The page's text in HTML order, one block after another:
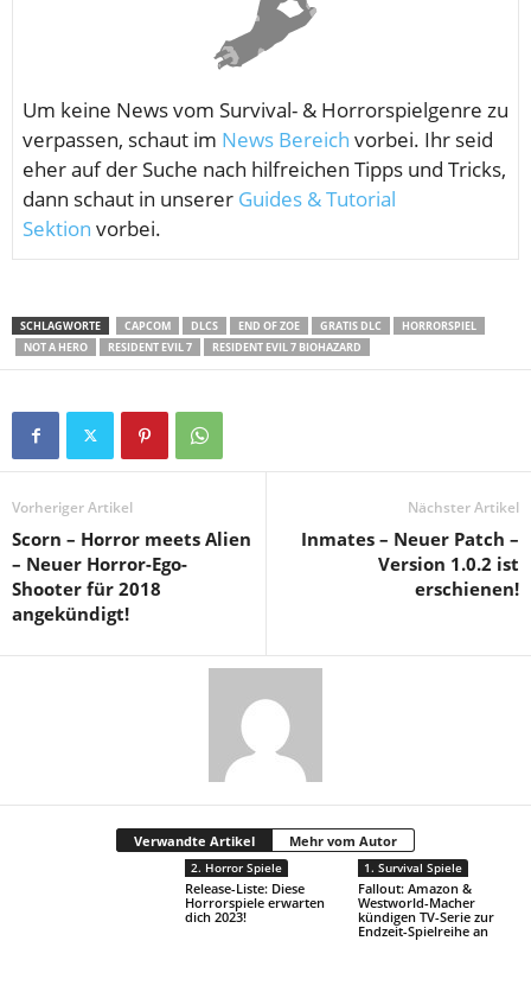
Um keine News vom Survival- & Horrorspielgenre zu
verpassen, schaut im News Bereich vorbei. Ihr seid
eher auf der Suche nach hilfreichen Tipps und Tricks,
dann schaut in unserer Guides & Tutorial
Sektion vorbei.
SCHLAGWORTE CAPCOM DLCS END OF ZOE GRATIS DLC
HORRORSPIEL
NOT A HERO
RESIDENT EVIL 7 RESIDENT EVIL 7 BIOHAZARD
Vorheriger Artikel
Scorn – Horror meets Alien
– Neuer Horror-Ego-
Shooter für 2018
angekündigt!
Nächster Artikel
Inmates – Neuer Patch –
Version 1.0.2 ist
erschienen!
Verwandte Artikel Mehr vom Autor
2. Horror Spiele
Release-Liste: Diese
Horrorspiele erwarten
dich 2023!
1. Survival Spiele
Fallout: Amazon &
Westworld-Macher
kündigen TV-Serie zur
Endzeit-Spielreihe an